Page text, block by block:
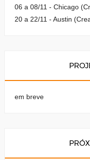
06 a 08/11 - Chicago
20 a 22/11 - Austin
em breve